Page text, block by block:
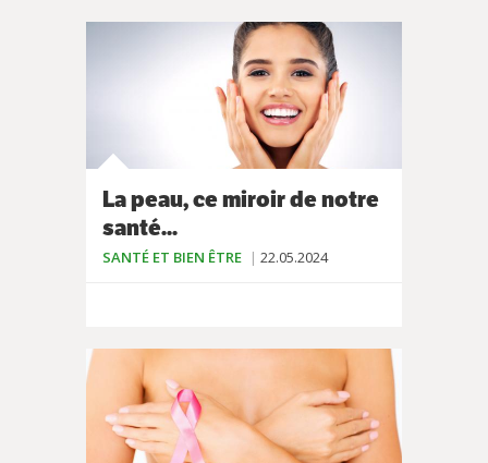
La peau, ce miroir de notre
santé...
SANTÉ ET BIEN ÊTRE 22.05.2024